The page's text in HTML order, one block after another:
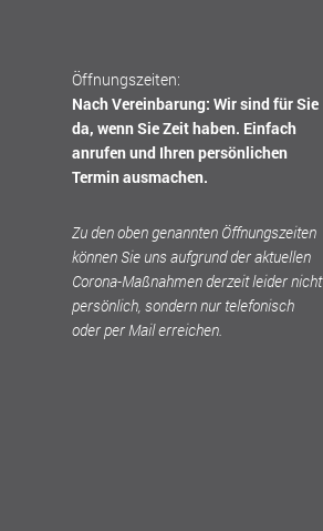
Öffnungszeiten:
Nach Vereinbarung: Wir sind für Sie
da, wenn Sie Zeit haben. Einfach
anrufen und Ihren persönlichen
Termin ausmachen.
Zu den oben genannten Öffnungszeiten
können Sie uns aufgrund der aktuellen
Corona-Maßnahmen derzeit leider nicht
persönlich, sondern nur telefonisch
oder per Mail erreichen.